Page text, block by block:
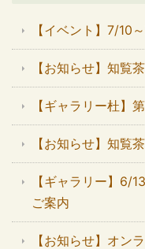
【イベント】7/10
【お知らせ】知覧
【ギャラリー杜】
【お知らせ】知
【ギャラリー】6/
ご案内
【お知らせ】オン